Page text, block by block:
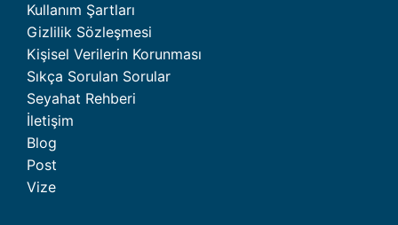
Kullanım Şartları
Gizlilik Sözleşmesi
Kişisel Verilerin Korunması
Sıkça Sorulan Sorular
Seyahat Rehberi
İletişim
Blog
Post
Vize